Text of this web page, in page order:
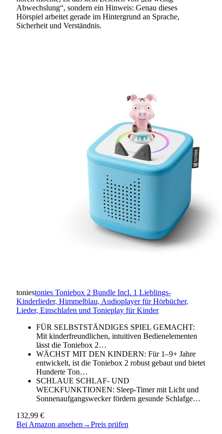
Abwechslung“, sondern ein Hinweis: Genau dieses
Hörspiel arbeitet gerade im Hintergrund an Sprache,
Sicherheit und Verständnis.
toniestonies Toniebox 2 Bundle Incl. 1 Lieblings-
Kinderlieder, Himmelblau, Audioplayer für Hörbücher,
Lieder, Einschlafen und Tonieplay für Kinder
FÜR SELBSTSTÄNDIGES SPIEL GEMACHT:
Mit kinderfreundlichen, intuitiven Bedienelementen
lässt die Toniebox 2…
WÄCHST MIT DEN KINDERN: Für 1–9+ Jahre
entwickelt, ist die Toniebox 2 robust gebaut und bietet
Hunderte Ton…
SCHLAUE SCHLAF- UND
WECKFUNKTIONEN: Sleep-Timer mit Licht und
Sonnenaufgangswecker fördern gesunde Schlafge…
132,99 €
Bei Amazon ansehen →Preis prüfen